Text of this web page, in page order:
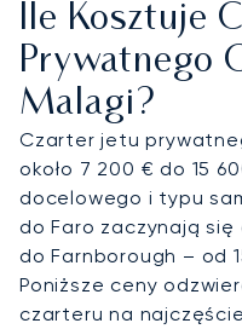
przygotowani na
Congresos de
Ile Kosztuje
Prywatnego
Malagi?
Czarter jetu
około 7 200 € do 15
docelowego i typu
do Faro zaczynają
do Farnborough – od
Poniższe ceny
czarteru na